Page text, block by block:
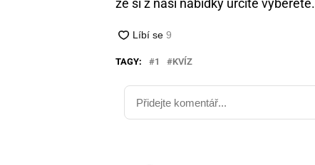
že si z naší nabídky určitě vyberete.
TAGY: 1 KVÍZ